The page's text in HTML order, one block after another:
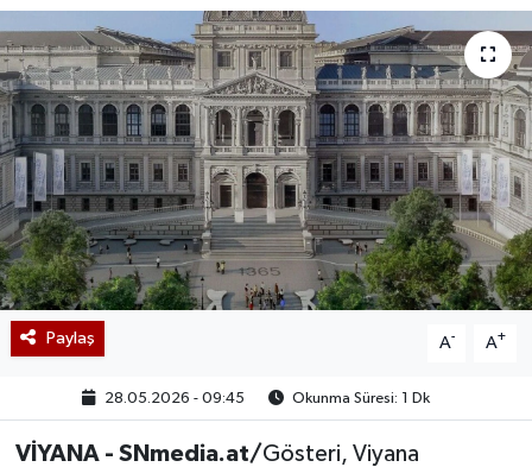
Paylaş A- A+
28.05.2026 - 09:45 Okunma Süresi: 1 Dk
VİYANA - SNmedia.at/Gösteri, Viyana